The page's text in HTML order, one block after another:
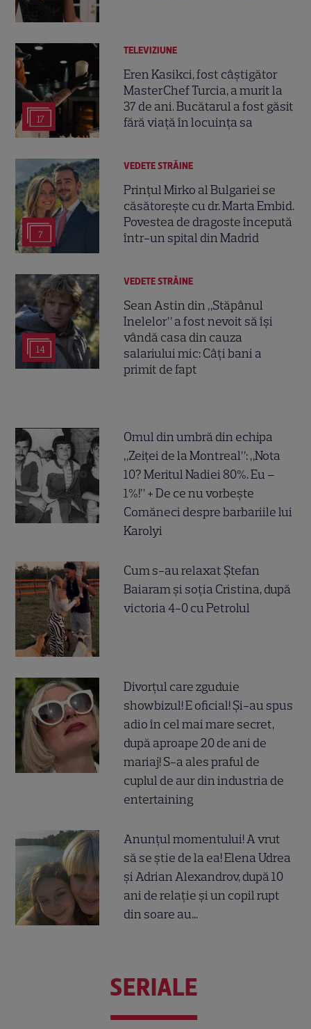
17
TELEVIZIUNE
Eren Kasikci, fost câștigător
MasterChef Turcia, a murit la
37 de ani. Bucătarul a fost găsit
fără viață în locuința sa
7
VEDETE STRĂINE
Prințul Mirko al Bulgariei se
căsătorește cu dr. Marta Embid.
Povestea de dragoste începută
într-un spital din Madrid
14
VEDETE STRĂINE
Sean Astin din „Stăpânul
Inelelor” a fost nevoit să își
vândă casa din cauza
salariului mic: Câți bani a
primit de fapt
Omul din umbră din echipa
„Zeiței de la Montreal”: „Nota
10? Meritul Nadiei 80%. Eu –
1%!” + De ce nu vorbește
Comăneci despre barbariile lui
Karolyi
Cum s-au relaxat Ștefan
Baiaram și soția Cristina, după
victoria 4-0 cu Petrolul
Divorțul care zguduie
showbizul! E oficial! Și-au spus
adio în cel mai mare secret,
după aproape 20 de ani de
mariaj! S-a ales praful de
cuplul de aur din industria de
entertaining
Anunțul momentului! A vrut
să se știe de la ea! Elena Udrea
și Adrian Alexandrov, după 10
ani de relație și un copil rupt
din soare au...
SERIALE